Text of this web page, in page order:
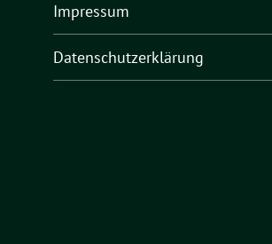
Impressum
Datenschutzerklärung